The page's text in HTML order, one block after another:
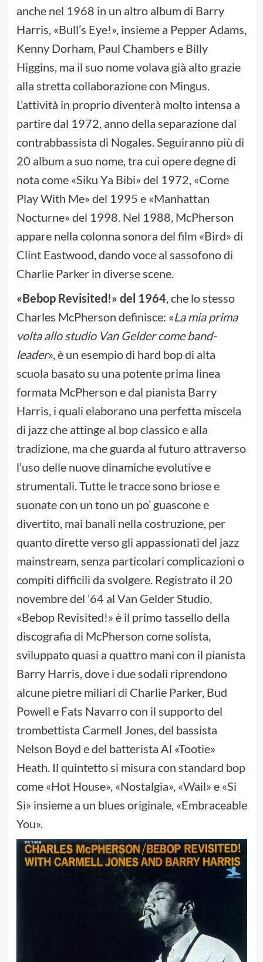
anche nel 1968 in un altro album di Barry
Harris, «Bull’s Eye!», insieme a Pepper Adams,
Kenny Dorham, Paul Chambers e Billy
Higgins, ma il suo nome volava già alto grazie
alla stretta collaborazione con Mingus.
L’attività in proprio diventerà molto intensa a
partire dal 1972, anno della separazione dal
contrabbassista di Nogales. Seguiranno più di
20 album a suo nome, tra cui opere degne di
nota come «Siku Ya Bibi» del 1972, «Come
Play With Me» del 1995 e «Manhattan
Nocturne» del 1998. Nel 1988, McPherson
appare nella colonna sonora del film «Bird» di
Clint Eastwood, dando voce al sassofono di
Charlie Parker in diverse scene.
«Bebop Revisited!» del 1964, che lo stesso
Charles McPherson definisce: «La mia prima
volta allo studio Van Gelder come band-
leader», è un esempio di hard bop di alta
scuola basato su una potente prima linea
formata McPherson e dal pianista Barry
Harris, i quali elaborano una perfetta miscela
di jazz che attinge al bop classico e alla
tradizione, ma che guarda al futuro attraverso
l’uso delle nuove dinamiche evolutive e
strumentali. Tutte le tracce sono briose e
suonate con un tono un po’ guascone e
divertito, mai banali nella costruzione, per
quanto dirette verso gli appassionati del jazz
mainstream, senza particolari complicazioni o
compiti difficili da svolgere. Registrato il 20
novembre del ’64 al Van Gelder Studio,
«Bebop Revisited!» è il primo tassello della
discografia di McPherson come solista,
sviluppato quasi a quattro mani con il pianista
Barry Harris, dove i due sodali riprendono
alcune pietre miliari di Charlie Parker, Bud
Powell e Fats Navarro con il supporto del
trombettista Carmell Jones, del bassista
Nelson Boyd e del batterista Al «Tootie»
Heath. Il quintetto si misura con standard bop
come «Hot House», «Nostalgia», «Wail» e «Si
Si» insieme a un blues originale, «Embraceable
You».